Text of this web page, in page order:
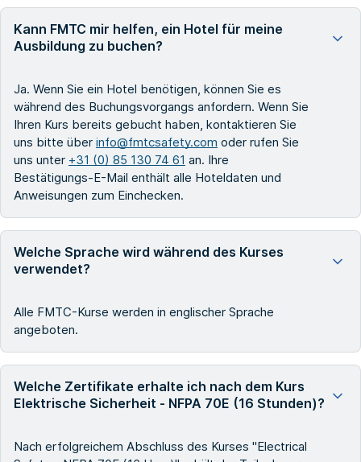
Kann FMTC mir helfen, ein Hotel für meine
Ausbildung zu buchen?
Ja. Wenn Sie ein Hotel benötigen, können Sie es
während des Buchungsvorgangs anfordern. Wenn Sie
Ihren Kurs bereits gebucht haben, kontaktieren Sie
uns bitte über info@fmtcsafety.com oder rufen Sie
uns unter +31 (0) 85 130 74 61 an. Ihre
Bestätigungs-E-Mail enthält alle Hoteldaten und
Anweisungen zum Einchecken.
Welche Sprache wird während des Kurses
verwendet?
Alle FMTC-Kurse werden in englischer Sprache
angeboten.
Welche Zertifikate erhalte ich nach dem Kurs
Elektrische Sicherheit - NFPA 70E (16 Stunden)?
Nach erfolgreichem Abschluss des Kurses "Electrical